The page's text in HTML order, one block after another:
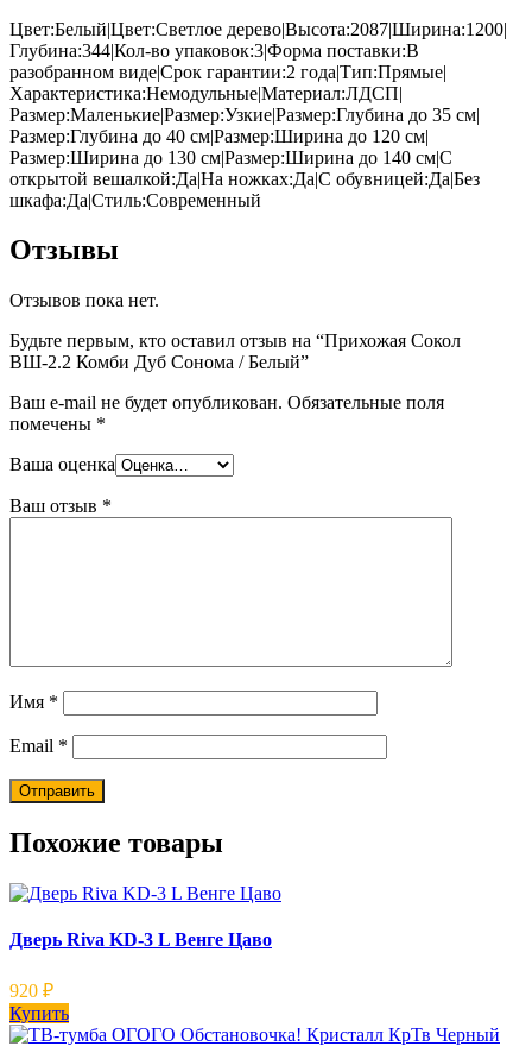
Цвет:Белый|Цвет:Светлое дерево|Высота:2087|Ширина:1200|
Глубина:344|Кол-во упаковок:3|Форма поставки:В
разобранном виде|Срок гарантии:2 года|Тип:Прямые|
Характеристика:Немодульные|Материал:ЛДСП|
Размер:Маленькие|Размер:Узкие|Размер:Глубина до 35 см|
Размер:Глубина до 40 см|Размер:Ширина до 120 см|
Размер:Ширина до 130 см|Размер:Ширина до 140 см|С
открытой вешалкой:Да|На ножках:Да|С обувницей:Да|Без
шкафа:Да|Стиль:Современный
Отзывы
Отзывов пока нет.
Будьте первым, кто оставил отзыв на “Прихожая Сокол
ВШ-2.2 Комби Дуб Сонома / Белый”
Ваш e-mail не будет опубликован. Обязательные поля
помечены *
Ваша оценка
Ваш отзыв *
Имя *
Email *
Похожие товары
Дверь Riva KD-3 L Венге Цаво
920 ₽
Купить